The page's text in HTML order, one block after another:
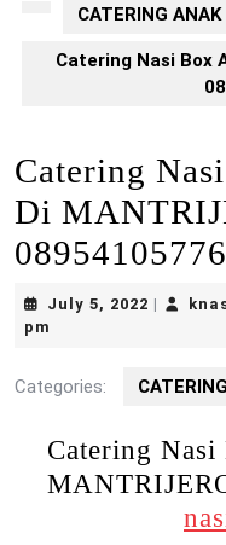
CATERING ANAK
Catering Nasi Box
Catering
Di
July 5, 2022 July
pm
Categories:
Catering